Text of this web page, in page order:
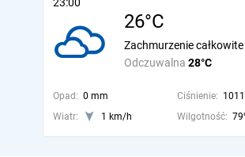
26°C
Odczuwalna 28°C
Zachmurzenie całkowite
Opad: 0 mm Ciśnienie:
Wiatr:
1 km/h Wilgotność: